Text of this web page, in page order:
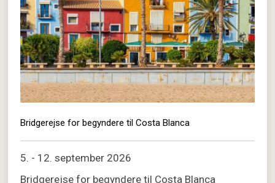
Bridgerejse for begyndere til Costa Blanca
5. - 12. september 2026
Bridgerejse for begyndere til Costa Blanca